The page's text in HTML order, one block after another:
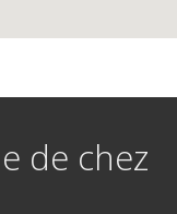
de chez